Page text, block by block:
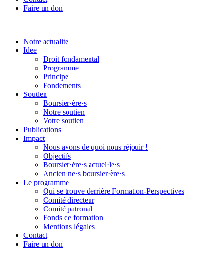
Faire un don
Notre actualite
Idee
Droit fondamental
Programme
Principe
Fondements
Soutien
Boursier·ère·s
Notre soutien
Votre soutien
Publications
Impact
Nous avons de quoi nous réjouir !
Objectifs
Boursier·ère·s actuel·le·s
Ancien·ne·s boursier·ère·s
Le programme
Qui se trouve derrière Formation-Perspectives
Comité directeur
Comité patronal
Fonds de formation
Mentions légales
Contact
Faire un don